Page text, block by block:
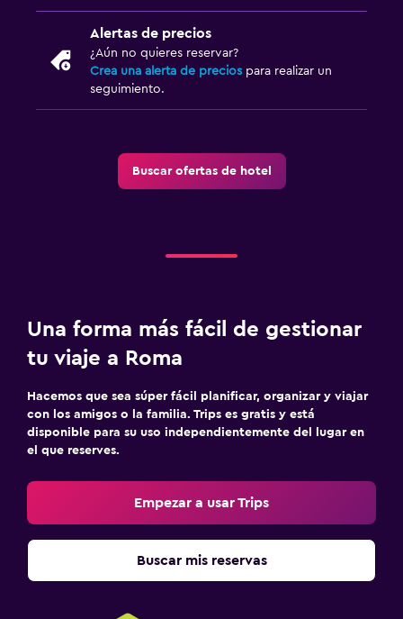
Alertas de precios
¿Aún no quieres reservar?
Crea una alerta de precios para realizar un
seguimiento.
Buscar ofertas de hotel
Una forma más fácil de gestionar
tu viaje a Roma
Hacemos que sea súper fácil planificar, organizar y viajar
con los amigos o la familia. Trips es gratis y está
disponible para su uso independientemente del lugar en
el que reserves.
Empezar a usar Trips
Buscar mis reservas